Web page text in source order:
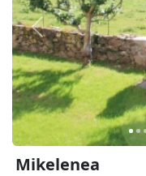
Anterior
Mikelenea